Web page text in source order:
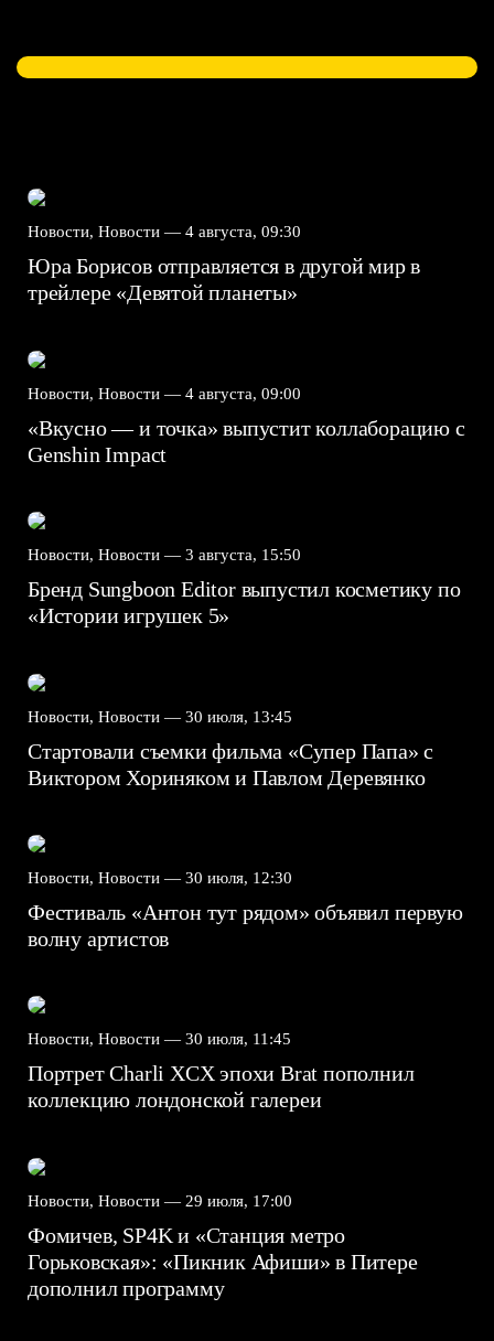
Новости, Новости — 4 августа, 09:30
Юра Борисов отправляется в другой мир в
трейлере «Девятой планеты»
Новости, Новости — 4 августа, 09:00
«Вкусно — и точка» выпустит коллаборацию с
Genshin Impact⁠⁠
Новости, Новости — 3 августа, 15:50
Бренд Sungboon Editor выпустил косметику по
«Истории игрушек 5»
Новости, Новости — 30 июля, 13:45
Стартовали съемки фильма «Супер Папа» с
Виктором Хориняком и Павлом Деревянко
Новости, Новости — 30 июля, 12:30
Фестиваль «Антон тут рядом» объявил первую
волну артистов
Новости, Новости — 30 июля, 11:45
Портрет Charli XCX эпохи Brat пополнил
коллекцию лондонской галереи
Новости, Новости — 29 июля, 17:00
Фомичев, SP4K и «Станция метро
Горьковская»: «Пикник Афиши» в Питере
дополнил программу